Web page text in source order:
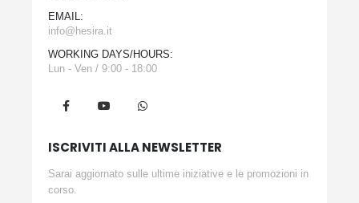
EMAIL:
info@hesira.it
WORKING DAYS/HOURS:
Lun - Ven / 9:00 - 18:00
ISCRIVITI ALLA NEWSLETTER
Sarai aggiornato sulle ultime iniziative e le promozioni in
corso.